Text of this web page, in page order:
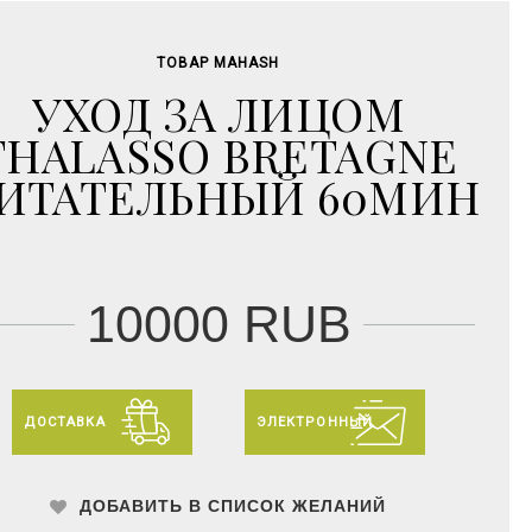
ТОВАР MAHASH
УХОД ЗА ЛИЦОМ
BRETAGNE
60МИН
10000 RUB
ДОСТАВКА ЭЛЕКТРОННЫЙ
ДОБАВИТЬ В СПИСОК ЖЕЛАНИЙ